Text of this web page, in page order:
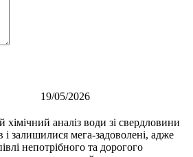
19/05/2026
аналіз води зі свердловини
і залишилися мега-задоволені, адже
непотрібного та дорогого